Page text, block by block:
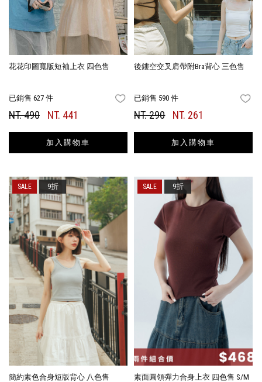
花花印圖寬版短袖上衣 四色售
已銷售 627 件 FAVORITES
NT. 490 NT. 441
加入購物車
後鏤空交叉肩帶附Bra背心 三色售
已銷售 590 件
NT. 290 NT. 261
加入購物車
簡約素色合身短版背心 八色售
9折
素面圓領彈力合身上衣 四色售 S/M
9折